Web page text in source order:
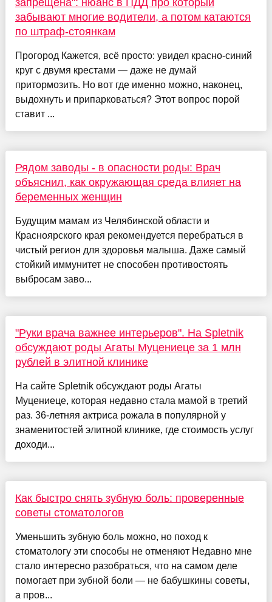
забывают многие водители, а потом катаются
по штраф-стоянкам
Прогород Кажется, всё просто: увидел красно-синий
круг с двумя крестами — даже не думай
притормозить. Но вот где именно можно, наконец,
выдохнуть и припарковаться? Этот вопрос порой
ставит ...
Рядом заводы - в опасности роды: Врач
объяснил, как окружающая среда влияет на
беременных женщин
Будущим мамам из Челябинской области и
Красноярского края рекомендуется перебраться в
чистый регион для здоровья малыша. Даже самый
стойкий иммунитет не способен противостоять
выбросам заво...
"Руки врача важнее интерьеров". На Spletnik
обсуждают роды Агаты Муцениеце за 1 млн
рублей в элитной клинике
На сайте Spletnik обсуждают роды Агаты
Муцениеце, которая недавно стала мамой в третий
раз. 36-летняя актриса рожала в популярной у
знаменитостей элитной клинике, где стоимость услуг
доходи...
Как быстро снять зубную боль: проверенные
советы стоматологов
Уменьшить зубную боль можно, но поход к
стоматологу эти способы не отменяют Недавно мне
стало интересно разобраться, что на самом деле
помогает при зубной боли — не бабушкины советы,
а пров...